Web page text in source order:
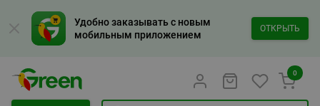
Удобно заказывать с новым
мобильным приложением
ОТКРЫТЬ
0